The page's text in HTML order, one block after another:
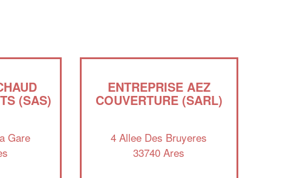
(SAS)
Gare
ENTREPRISE AEZ
COUVERTURE (SARL)
4 Allee Des Bruyeres
33740 Ares
En savoir plus